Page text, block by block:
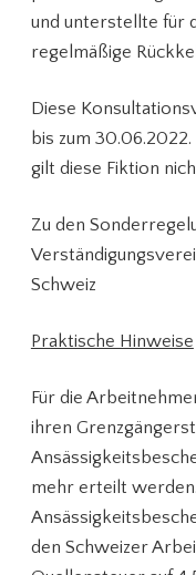
und unterstellte für
regelmäßige
Diese
bis zum
gilt diese Fiktion
Zu den
Schweiz
Praktische Hinweise
Für die
ihren
mehr erteilt
den Schweizer